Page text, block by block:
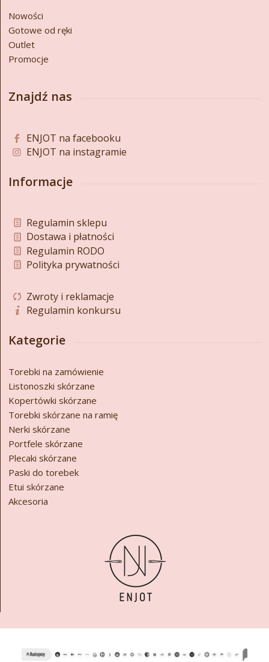
Nowości
Gotowe od ręki
Outlet
Promocje
Znajdź nas
ENJOT na facebooku
ENJOT na instagramie
Informacje
Regulamin sklepu
Dostawa i płatności
Regulamin RODO
Polityka prywatności
Zwroty i reklamacje
Regulamin konkursu
Kategorie
Torebki na zamówienie
Listonoszki skórzane
Kopertówki skórzane
Torebki skórzane na ramię
Nerki skórzane
Portfele skórzane
Plecaki skórzane
Paski do torebek
Etui skórzane
Akcesoria